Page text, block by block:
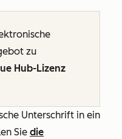
zu
Hub-Lizenz
Unterschrift in ein
Sie die